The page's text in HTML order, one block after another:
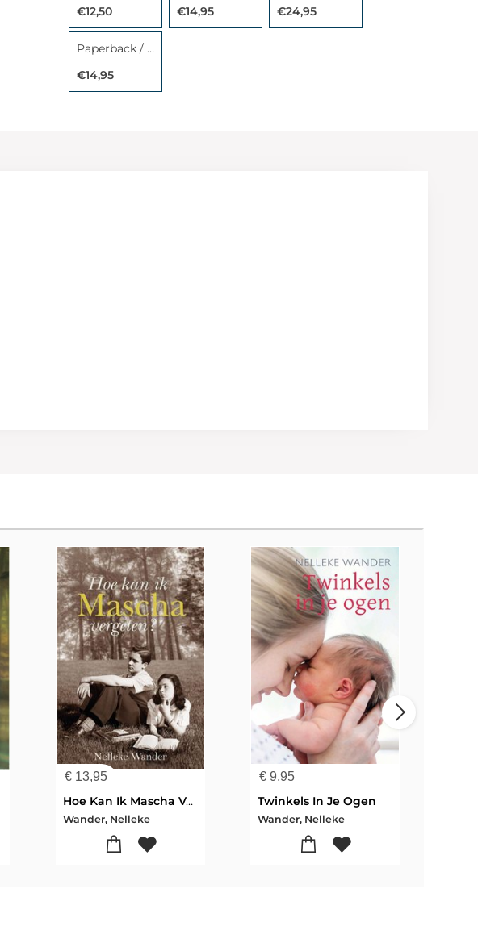
€12,50
€14,95
€24,95
Paperback / softback
€14,95
€13,95
Hoe Kan Ik Mascha Vergeten
Wander, Nelleke
€ 9,95
Twinkels In Je Ogen
Wander, Nelleke